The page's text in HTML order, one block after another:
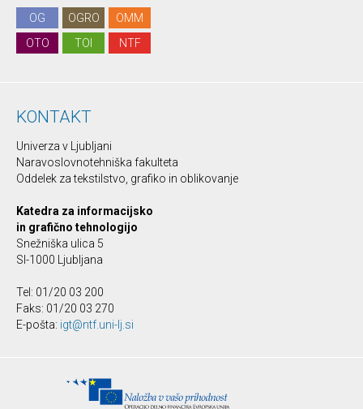
OG OGRO
OMM
OTO
TOI NTF
KONTAKT
Univerza v Ljubljani
Naravoslovnotehniška fakulteta
Oddelek za tekstilstvo, grafiko in oblikovanje
Katedra za informacijsko
in grafično tehnologijo
Snežniška ulica 5
SI-1000 Ljubljana
Tel: 01/20 03 200
Faks: 01/20 03 270
E-pošta: igt@ntf.uni-lj.si